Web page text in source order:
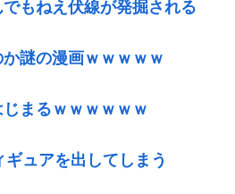
もねえ伏線が発掘される
謎の漫画ｗｗｗｗｗ
まるｗｗｗｗｗｗ
ュアを出してしまう